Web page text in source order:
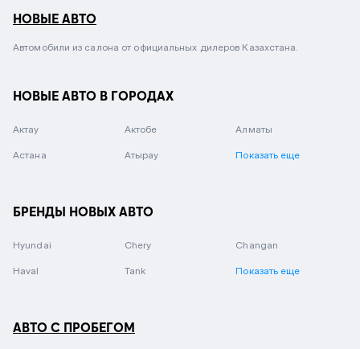
НОВЫЕ АВТО
Автомобили из салона от официальных дилеров Казахстана.
НОВЫЕ АВТО В ГОРОДАХ
Актау Актобе Алматы
Астана Атырау Показать еще
БРЕНДЫ НОВЫХ АВТО
Hyundai Chery Changan
Haval Tank Показать еще
АВТО С ПРОБЕГОМ